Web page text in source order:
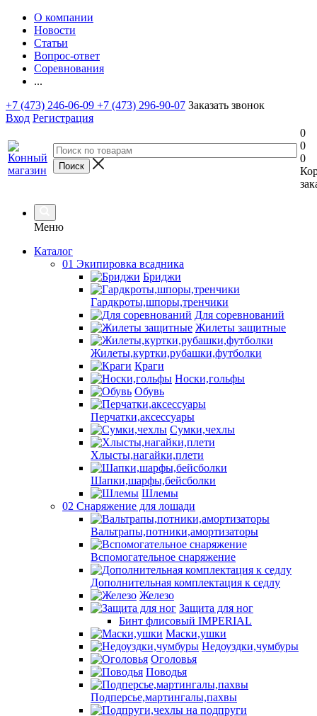
О компании
Новости
Статьи
Вопрос-ответ
Соревнования
...
+7 (473) 246-06-09 +7 (473) 296-90-07 Заказать звонок
Вход Регистрация
0
0
0
Меню
Каталог
01 Экипировка всадника
Бриджи
Гардкроты,шпоры,тренчики
Для соревнований
Жилеты защитные
Жилеты,куртки,рубашки,футболки
Краги
Носки,гольфы
Обувь
Перчатки,аксессуары
Сумки,чехлы
Хлысты,нагайки,плети
Шапки,шарфы,бейсболки
Шлемы
02 Снаряжение для лошади
Вальтрапы,потники,амортизаторы
Вспомогательное снаряжение
Дополнительная комплектация к седлу
Железо
Защита для ног
Бинт флисовый IMPERIAL
Маски,ушки
Недоуздки,чумбуры
Оголовья
Поводья
Подперсье,мартингалы,пахвы